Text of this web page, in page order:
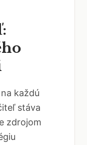
každú
stáva
zdrojom